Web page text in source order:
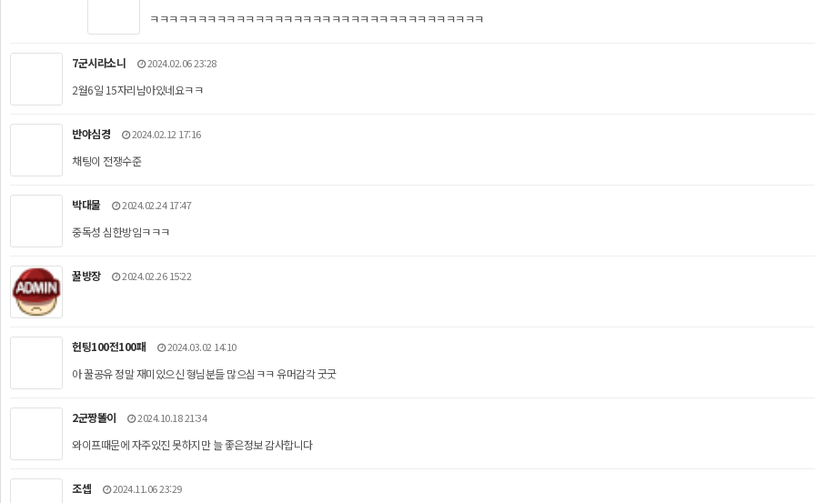
ㅋㅋㅋㅋㅋㅋㅋㅋㅋㅋㅋㅋㅋㅋㅋㅋㅋㅋㅋㅋㅋㅋㅋㅋㅋㅋㅋㅋㅋㅋㅋㅋㅋㅋㅋ
7군시라소니 2024.02.06 23:28
2월6일 15자리남아있네요ㅋㅋ
반야심경 2024.02.12 17:16
채팅이 전쟁수준
박대물 2024.02.24 17:47
중독성 심한방임ㅋㅋㅋ
꿀방장 2024.02.26 15:22
헌팅100전100패 2024.03.02 14:10
아 꿀공유 정말 재미있으신 형님분들 많으심ㅋㅋ 유머감각 굿굿
2군짱똘이 2024.10.18 21:34
와이프때문에 자주있진 못하지만 늘 좋은정보 감사합니다
조셉 2024.11.06 23:29